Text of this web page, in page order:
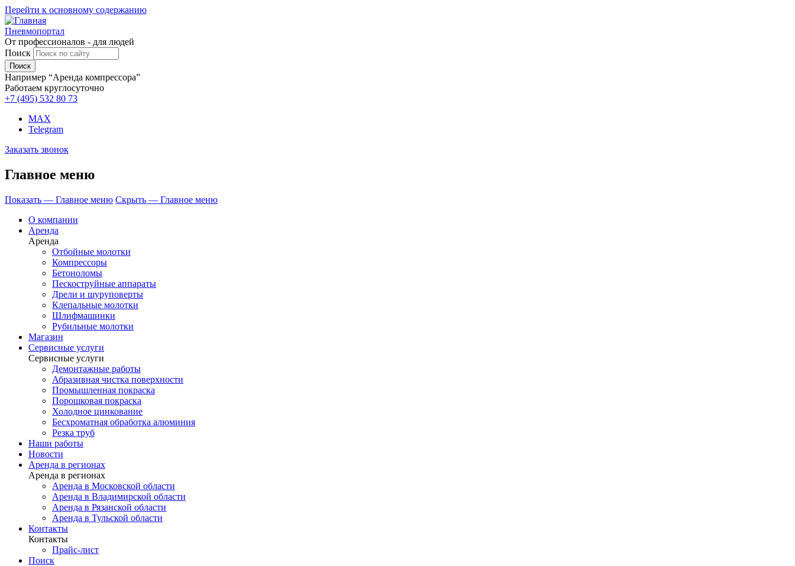
Перейти к основному содержанию
Пневмопортал
От профессионалов - для людей
Поиск
Например “Аренда компрессора”
Работаем круглосуточно
+7 (495) 532 80 73
MAX
Telegram
Заказать звонок
Главное меню
Показать — Главное меню Скрыть — Главное меню
О компании
Аренда
Аренда
Отбойные молотки
Компрессоры
Бетоноломы
Пескоструйные аппараты
Дрели и шуруповерты
Клепальные молотки
Шлифмашинки
Рубильные молотки
Магазин
Сервисные услуги
Сервисные услуги
Демонтажные работы
Абразивная чистка поверхности
Промышленная покраска
Порошковая покраска
Холодное цинкование
Бесхроматная обработка алюминия
Резка труб
Наши работы
Новости
Аренда в регионах
Аренда в регионах
Аренда в Московской области
Аренда в Владимирской области
Аренда в Рязанской области
Аренда в Тульской области
Контакты
Контакты
Прайс-лист
Поиск